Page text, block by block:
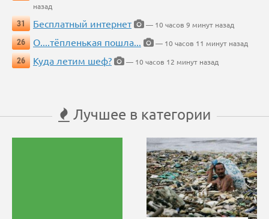
назад
31
Бесплатный интернет
— 10 часов 9 минут назад
26
О....тёпленькая пошла...
— 10 часов 11 минут назад
26
Куда летим шеф? — 10 часов 12 минут назад
Лучшее в категории